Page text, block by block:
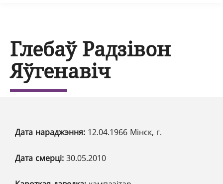
Глебаў Радзівон
Яўгенавіч
Дата нараджэння: 12.04.1966 Мінск, г.
Дата смерці: 30.05.2010